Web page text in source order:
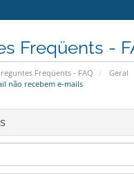
Freqüents -
Freqüents - FAQ
Geral
não recebem e-mails